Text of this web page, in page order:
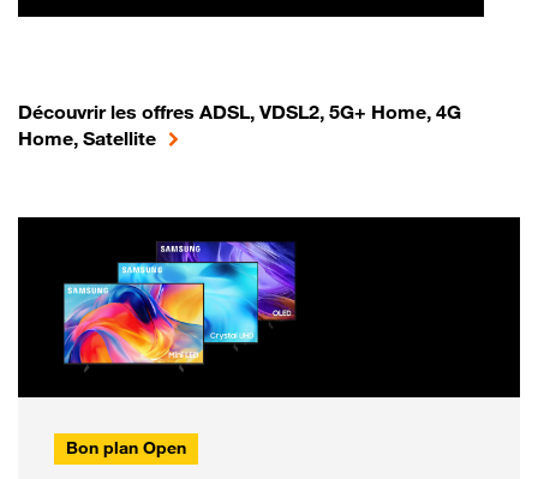
Découvrir les offres ADSL, VDSL2, 5G+ Home, 4G
Home, Satellite
Bon plan Open